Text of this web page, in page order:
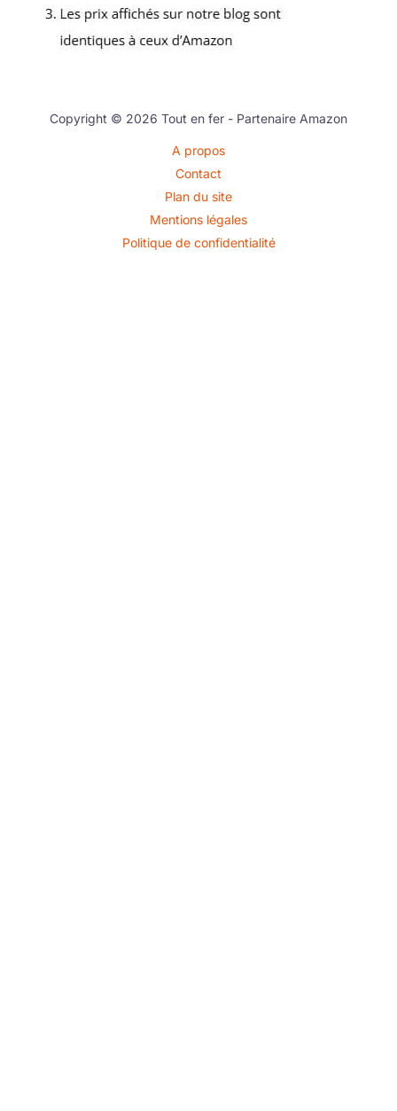
Copyright © 2026 Tout en fer - Partenaire Amazon
A propos
Contact
Plan du site
Mentions légales
Politique de confidentialité